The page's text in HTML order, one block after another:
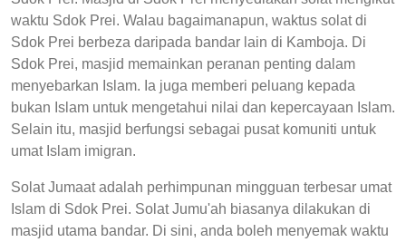
waktu Sdok Prei. Walau bagaimanapun, waktus solat di
Sdok Prei berbeza daripada bandar lain di Kamboja. Di
Sdok Prei, masjid memainkan peranan penting dalam
menyebarkan Islam. Ia juga memberi peluang kepada
bukan Islam untuk mengetahui nilai dan kepercayaan Islam.
Selain itu, masjid berfungsi sebagai pusat komuniti untuk
umat Islam imigran.
Solat Jumaat adalah perhimpunan mingguan terbesar umat
Islam di Sdok Prei. Solat Jumu'ah biasanya dilakukan di
masjid utama bandar. Di sini, anda boleh menyemak waktu